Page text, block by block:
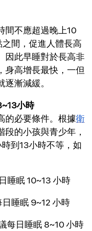
間不應超過晚上10
間，促進人體長高
因此早睡對於長高非
身高增長最快，一但
漸減緩。
小時
的必要條件。根據衛
段的小孩與青少年，
到13小時不等，如
睡眠 10~13 小時
睡眠 9~12 小時
每日睡眠 8~10 小時